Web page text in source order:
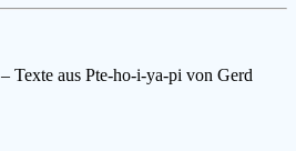
– Texte aus Pte-ho-i-ya-pi von Gerd